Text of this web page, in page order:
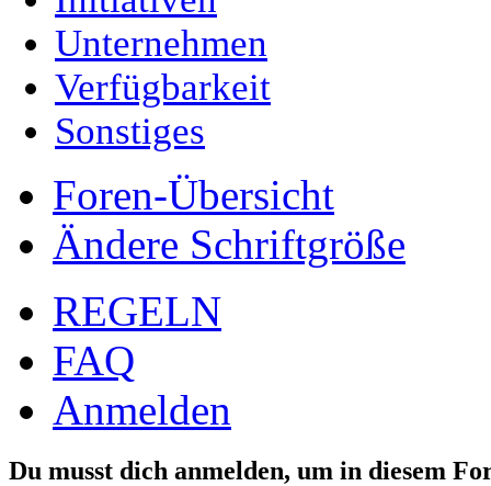
Unternehmen
Verfügbarkeit
Sonstiges
Foren-Übersicht
Ändere Schriftgröße
REGELN
FAQ
Anmelden
Du musst dich anmelden, um in diesem